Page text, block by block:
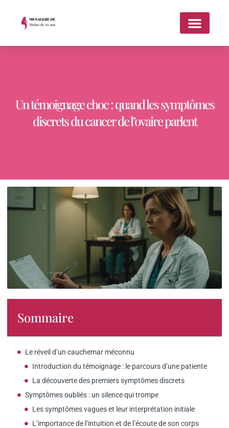
Un témoignage choc : quand les symptômes
discrets du cancer de l’ovaire parlent
Sommaire
Le réveil d’un cauchemar méconnu
Introduction du témoignage : le parcours d’une patiente
La découverte des premiers symptômes discrets
Symptômes oubliés : un silence qui trompe
Les symptômes vagues et leur interprétation initiale
L’importance de l’intuition et de l’écoute de son corps